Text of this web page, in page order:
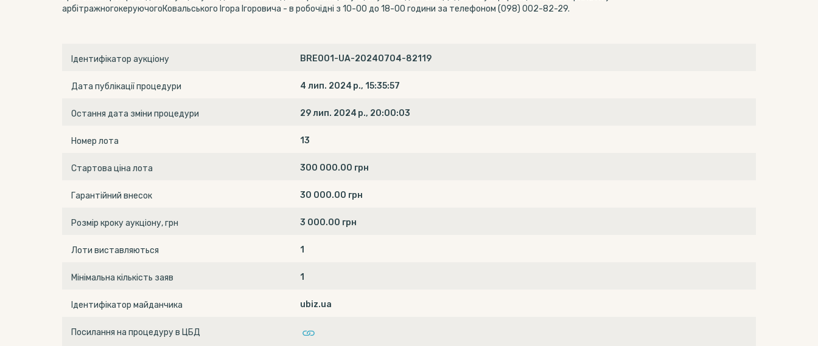
арбітражногокеруючогоКовальського Ігора Ігоровича - в робочідні з 10-00 до 18-00 години за телефоном (098) 002-82-29.
Ідентифікатор аукціону BRE001-UA-20240704-82119
Дата публікації процедури 4 лип. 2024 р., 15:35:57
Остання дата зміни процедури 29 лип. 2024 р., 20:00:03
Номер лота 13
Стартова ціна лота 300 000.00 грн
Гарантійний внесок 30 000.00 грн
Розмір кроку аукціону, грн 3 000.00 грн
Лоти виставляються 1
Мінімальна кількість заяв 1
Ідентифікатор майданчика ubiz.ua
Посилання на процедуру в ЦБД